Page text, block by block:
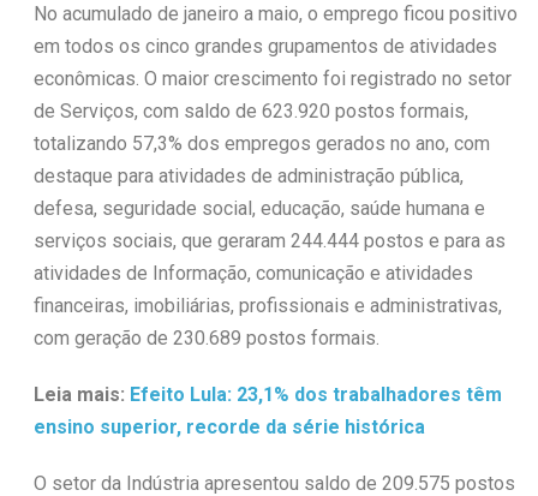
No acumulado de janeiro a maio, o emprego ficou positivo
em todos os cinco grandes grupamentos de atividades
econômicas. O maior crescimento foi registrado no setor
de Serviços, com saldo de 623.920 postos formais,
totalizando 57,3% dos empregos gerados no ano, com
destaque para atividades de administração pública,
defesa, seguridade social, educação, saúde humana e
serviços sociais, que geraram 244.444 postos e para as
atividades de Informação, comunicação e atividades
financeiras, imobiliárias, profissionais e administrativas,
com geração de 230.689 postos formais.
Leia mais: Efeito Lula: 23,1% dos trabalhadores têm
ensino superior, recorde da série histórica
O setor da Indústria apresentou saldo de 209.575 postos